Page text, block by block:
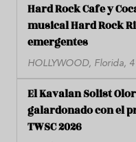
Hard Rock Cafe y
musical Hard Rock
emergentes
HOLLYWOOD, Florida,
El Kavalan Solist
galardonado con el
TWSC 2026